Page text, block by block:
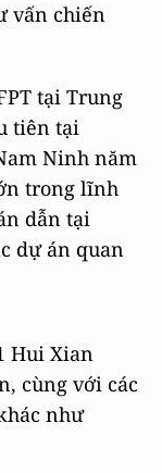
vấn chiến
tại Trung
tiên tại
Ninh năm
trong lĩnh
dẫn tại
dự án quan
Hui Xian
cùng với các
như